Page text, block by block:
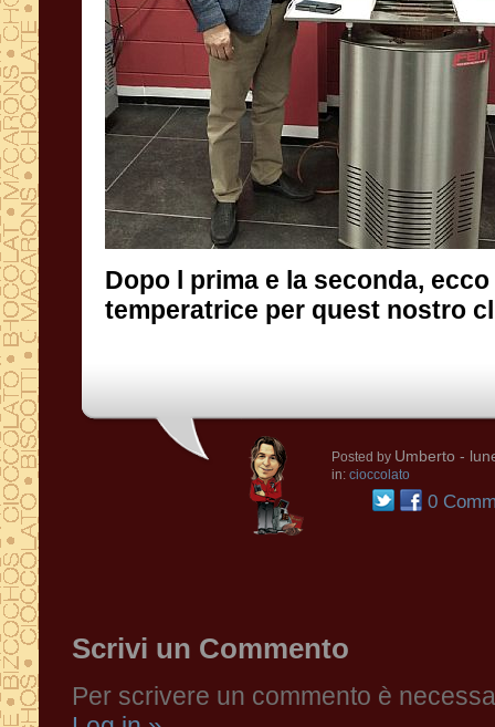
Dopo l prima e la seconda,
temperatrice per quest nostro
Posted by Umberto -
in: cioccolato
0
Scrivi un Commento
Per scrivere un commento è